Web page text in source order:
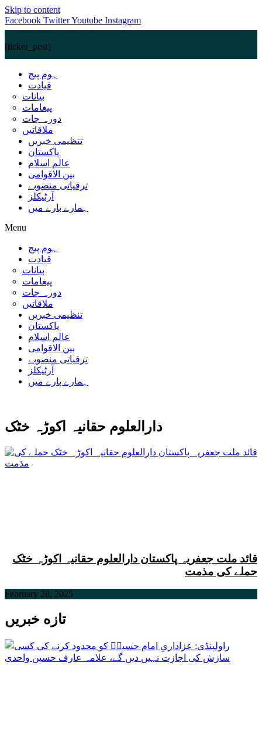
Skip to content
Facebook TwitterYoutube Instagram
[ticker_post]
ہوم پیج
قیادت
بیانات
پیغامات
دورہ جات
ملاقاتیں
تنظیمی خبریں
پاکستان
عالم اسلام
بین الاقوامی
ترقیاتی منصوبے
آرٹیکلز
ہمارے بارے میں
Menu
ہوم پیج
قیادت
بیانات
پیغامات
دورہ جات
ملاقاتیں
تنظیمی خبریں
پاکستان
عالم اسلام
بین الاقوامی
ترقیاتی منصوبے
آرٹیکلز
ہمارے بارے میں
دارالعلوم حقانیہ اکوڑہ خٹک
قائد ملت جعفریہ پاکستان دارالعلوم حقانیہ اکوڑہ خٹک
حملے کی مذمت
February 28, 2025
تازه خبریں